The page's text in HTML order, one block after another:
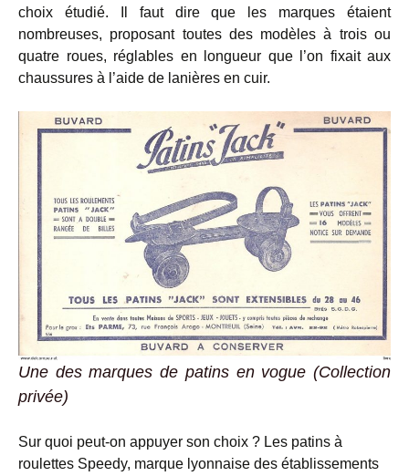
choix étudié. Il faut dire que les marques étaient
nombreuses, proposant toutes des modèles à trois ou
quatre roues, réglables en longueur que l’on fixait aux
chaussures à l’aide de lanières en cuir.
Une des marques de patins en vogue (Collection
privée)
Sur quoi peut-on appuyer son choix ? Les patins à
roulettes Speedy, marque lyonnaise des établissements